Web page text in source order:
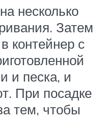
несколько
Затем
контейнер с
и песка, и
При посадке
тем, чтобы